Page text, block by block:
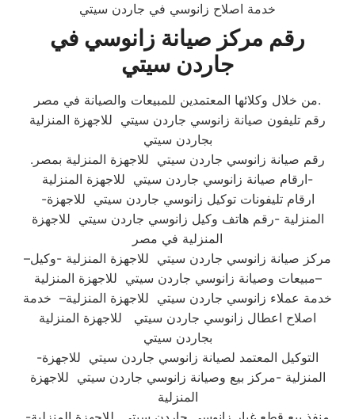
خدمة اصلاح زانوسي في جاردن سيتي
رقم مركز صيانة زانوسي في
جاردن سيتي
من خلال وكلائها المعتمدين للمبيعات والصيانة في مصر.
رقم تليفون صيانة زانوسي جاردن سيتي للاجهزة المنزلية
بجاردن سيتي
.رقم صيانة زانوسي جاردن سيتي للاجهزة المنزلية بمصر
-ارقام صيانة زانوسي جاردن سيتي للاجهزة المنزلية
-ارقام تليفونات توكيل زانوسي جاردن سيتي للاجهزة
المنزلية -رقم هاتف وكيل زانوسي جاردن سيتي للاجهزة
المنزلية في مصر
–مركز صيانة زانوسي جاردن سيتي للاجهزة المنزلية -وكيل
مبيعات وصيانة زانوسي جاردن سيتي للاجهزة المنزلية–
خدمة عملاء زانوسي جاردن سيتي للاجهزة المنزلية– خدمة
اصلاح اعطال زانوسي جاردن سيتي للاجهزة المنزلية
بجاردن سيتي
-التوكيل المعتمد لصيانة زانوسي جاردن سيتي للاجهزة
المنزلية -مركز بيع وصيانة زانوسي جاردن سيتي للاجهزة
المنزلية